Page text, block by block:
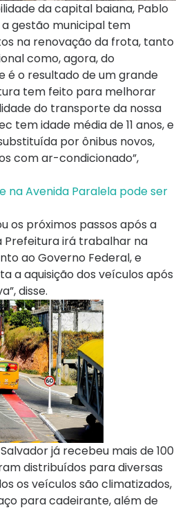
da capital baiana, Pablo
a gestão municipal tem
na renovação da frota, tanto
como, agora, do
é o resultado de um grande
tem feito para melhorar
do transporte da nossa
tem idade média de 11 anos, e
por ônibus novos,
com ar-condicionado”,
na Avenida Paralela pode ser
os próximos passos após a
Prefeitura irá trabalhar na
ao Governo Federal, e
a aquisição dos veículos após
disse.
já recebeu mais de 100
distribuídos para diversas
os veículos são climatizados,
para cadeirante, além de